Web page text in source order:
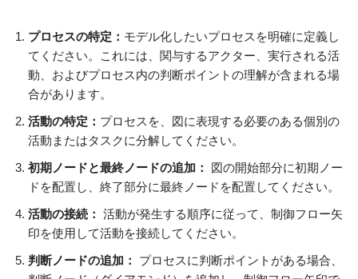
プロセスの特定： モデル化したいプロセスを明確に定義し
てください。これには、関与するアクター、実行される活
動、およびプロセス内の判断ポイントの理解が含まれる場
合があります。
活動の特定： プロセスを、図に表現する必要のある個別の
活動またはタスクに分解してください。
初期ノードと最終ノードの追加：
図の開始部分に初期ノー
ドを配置し、終了部分に最終ノードを配置してください。
活動の接続： 活動が発生する順序に従って、制御フロー矢
印を使用して活動を接続してください。
判断ノードの追加：
プロセスに判断ポイントがある場合、